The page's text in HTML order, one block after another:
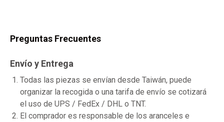
Preguntas Frecuentes
Envío y Entrega
Todas las piezas se envían desde Taiwán, puede
organizar la recogida o una tarifa de envío se cotizará
el uso de UPS / FedEx / DHL o TNT.
El comprador es responsable de los aranceles e